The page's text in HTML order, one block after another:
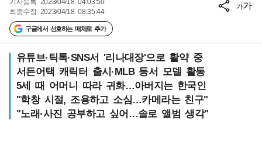
기사등록 2023/04/18 04:03:50
최종수정 2023/04/18 08:35:44
구글에서 선호하는 매체로 추가
가가
유튜브·틱톡·SNS서 '리나대장'으로 활약 중
서든어택 캐릭터 출시·MLB 등서 모델 활동
5세 때 어머니 따라 귀화…아버지는 한국인
"학창 시절, 조용하고 소심…카메라는 친구"
"노래·사진 공부하고 싶어…솔로 앨범 생각"